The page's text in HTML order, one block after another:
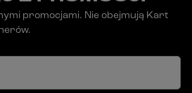
promocjami. Nie obejmują Kart